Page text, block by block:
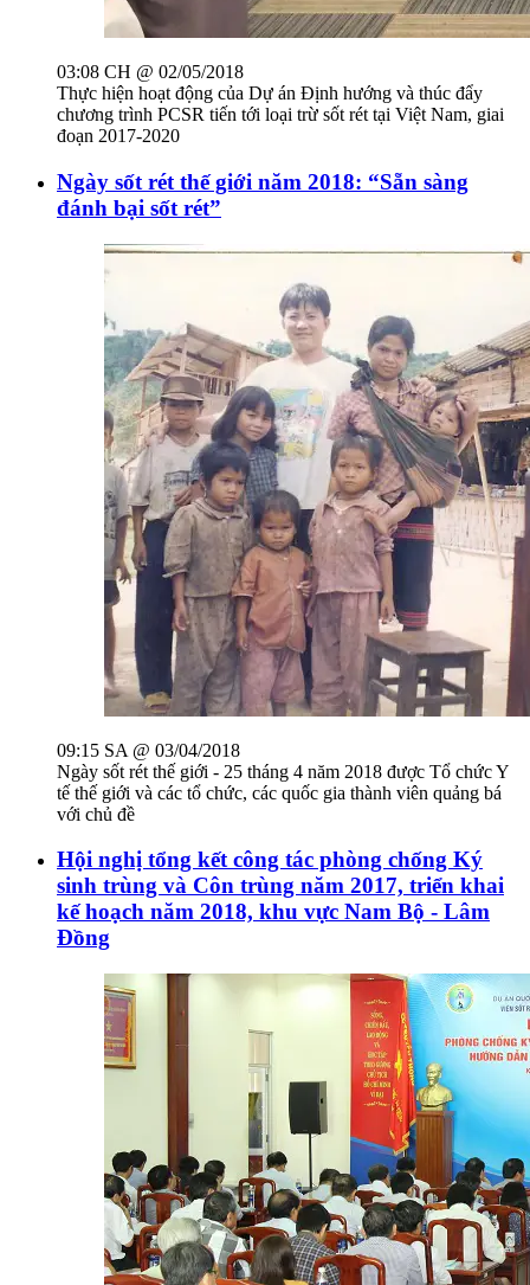
03:08 CH @ 02/05/2018
Thực hiện hoạt động của Dự án Định hướng và thúc đẩy
chương trình PCSR tiến tới loại trừ sốt rét tại Việt Nam, giai
đoạn 2017-2020
Ngày sốt rét thế giới năm 2018: “Sẵn sàng
đánh bại sốt rét”
09:15 SA @ 03/04/2018
Ngày sốt rét thế giới - 25 tháng 4 năm 2018 được Tổ chức Y
tế thế giới và các tổ chức, các quốc gia thành viên quảng bá
với chủ đề
Hội nghị tổng kết công tác phòng chống Ký
sinh trùng và Côn trùng năm 2017, triển khai
kế hoạch năm 2018, khu vực Nam Bộ - Lâm
Đồng